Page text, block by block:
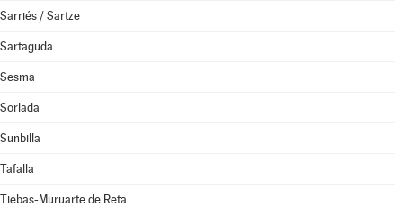
Sarriés / Sartze
Sartaguda
Sesma
Sorlada
Sunbilla
Tafalla
Tiebas-Muruarte de Reta